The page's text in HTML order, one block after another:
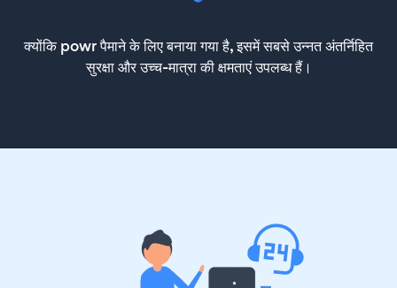
क्योंकि powr पैमाने के लिए बनाया गया है, इसमें सबसे उन्नत अंतर्निहित
सुरक्षा और उच्च-मात्रा की क्षमताएं उपलब्ध हैं।